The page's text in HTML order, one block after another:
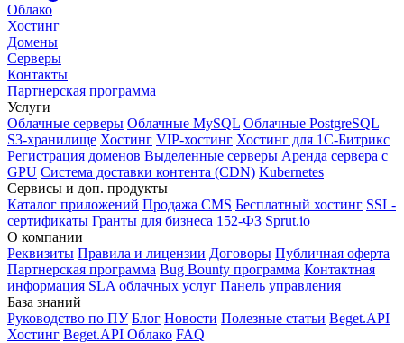
Облако
Хостинг
Домены
Серверы
Контакты
Партнерская программа
Услуги
Облачные серверы Облачные MySQL Облачные PostgreSQL
S3-хранилище Хостинг VIP-хостинг Хостинг для 1C-Битрикс
Регистрация доменов Выделенные серверы Аренда сервера с
GPU Система доставки контента (CDN) Kubernetes
Cервисы и доп. продукты
Каталог приложений Продажа CMS Бесплатный хостинг SSL-
сертификаты Гранты для бизнеса 152-ФЗ Sprut.io
О компании
Реквизиты Правила и лицензии Договоры Публичная оферта
Партнерская программа Bug Bounty программа Контактная
информация SLA облачных услуг Панель управления
База знаний
Руководство по ПУ Блог Новости Полезные статьи Beget.API
Хостинг Beget.API Облако FAQ